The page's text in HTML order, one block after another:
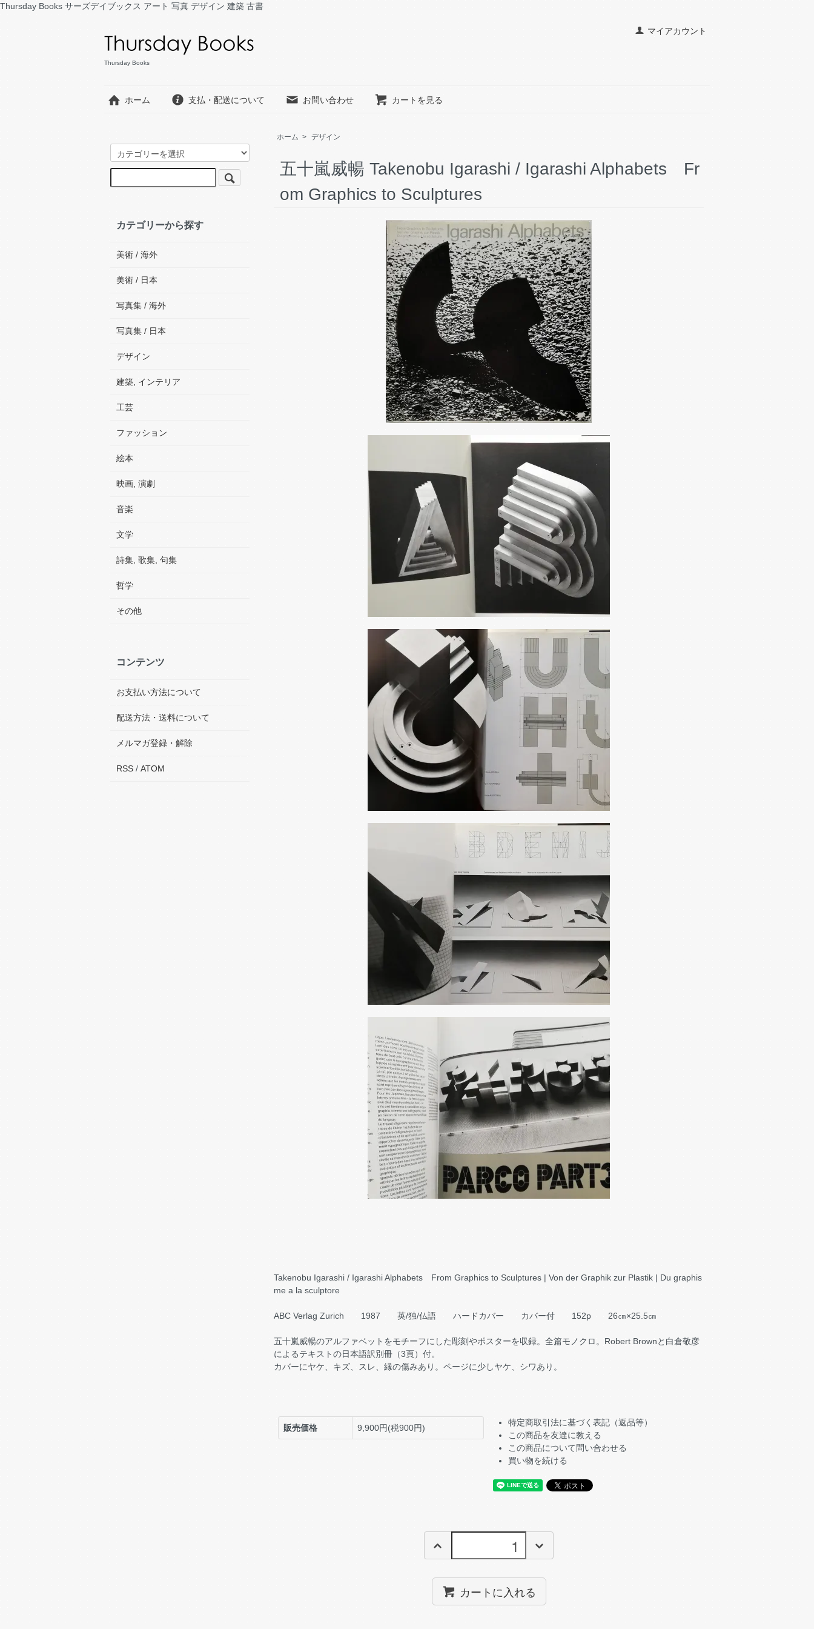
Thursday Books サーズデイブックス アート 写真 デザイン 建築 古書
マイアカウント
Thursday Books
ホーム 支払・配送について お問い合わせ カートを見る
ホーム > デザイン
五十嵐威暢 Takenobu Igarashi / Igarashi Alphabets Fr
om Graphics to Sculptures
Takenobu Igarashi / Igarashi Alphabets From Graphics to Sculptures | Von der Graphik zur Plastik | Du graphis
me a la sculptore
ABC Verlag Zurich 1987 英/独/仏語 ハードカバー カバー付 152p 26㎝×25.5㎝
五十嵐威暢のアルファベットをモチーフにした彫刻やポスターを収録。全篇モノクロ。Robert Brownと白倉敬彦
によるテキストの日本語訳別冊（3頁）付。
カバーにヤケ、キズ、スレ、縁の傷みあり。ページに少しヤケ、シワあり。
販売価格 9,900円(税900円)
特定商取引法に基づく表記（返品等）
この商品を友達に教える
この商品について問い合わせる
買い物を続ける
カートに入れる
カテゴリーから探す
美術 / 海外
美術 / 日本
写真集 / 海外
写真集 / 日本
デザイン
建築, インテリア
工芸
ファッション
絵本
映画, 演劇
音楽
文学
詩集, 歌集, 句集
哲学
その他
コンテンツ
お支払い方法について
配送方法・送料について
メルマガ登録・解除
RSS / ATOM